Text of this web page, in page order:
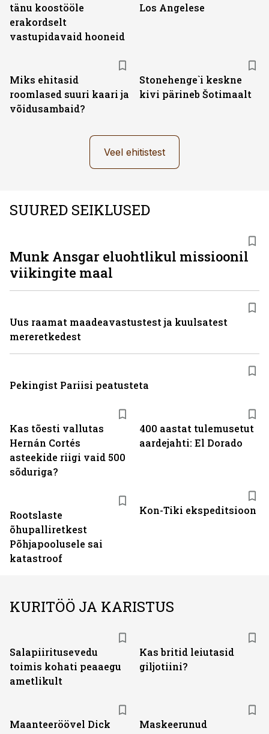
tänu koostööle
erakordselt
vastupidavaid hooneid
Los Angelese
Miks ehitasid
roomlased suuri kaari ja
võidusambaid?
Stonehenge`i keskne
kivi pärineb Šotimaalt
Veel ehitistest
SUURED SEIKLUSED
Kas tõesti vallutas
Hernán Cortés
asteekide riigi vaid 500
sõduriga?
400 aastat tulemusetut
aardejahti: El Dorado
Rootslaste
õhupalliretkest
Põhjapoolusele sai
katastroof
Kon-Tiki ekspeditsioon
Munk Ansgar eluohtlikul missioonil
viikingite maal
Uus raamat maadeavastustest ja kuulsatest
mereretkedest
Pekingist Pariisi peatusteta
KURITÖÖ JA KARISTUS
Salapiiritusevedu
toimis kohati peaaegu
ametlikult
Kas britid leiutasid
giljotiini?
Maanteeröövel Dick
Maskeerunud